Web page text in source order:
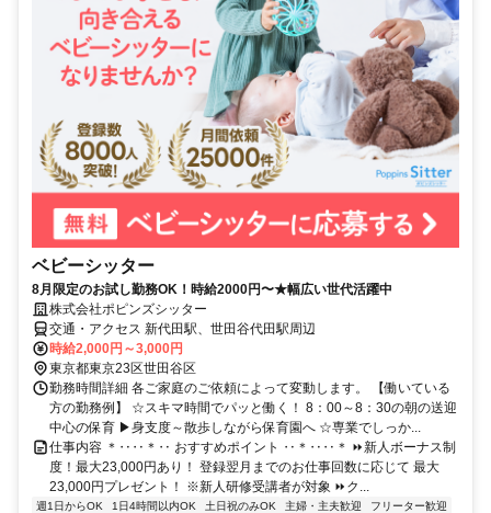
ベビーシッター
8月限定のお試し勤務OK！時給2000円〜★幅広い世代活躍中
株式会社ポピンズシッター
交通・アクセス 新代田駅、世田谷代田駅周辺
時給2,000円～3,000円
東京都東京23区世田谷区
勤務時間詳細 各ご家庭のご依頼によって変動します。 【働いている
方の勤務例】 ☆スキマ時間でパッと働く！ 8：00～8：30の朝の送迎
中心の保育 ▶身支度～散歩しながら保育園へ ☆専業でしっか...
仕事内容 ＊‥‥＊‥ おすすめポイント ‥＊‥‥＊ ⏩新人ボーナス制
度！最大23,000円あり！ 登録翌月までのお仕事回数に応じて 最大
23,000円プレゼント！ ※新人研修受講者が対象 ⏩ク...
週1日からOK 1日4時間以内OK 土日祝のみOK 主婦・主夫歓迎
フリーター歓迎